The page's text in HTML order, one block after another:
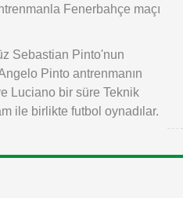
Fenerbahçe maçı
Sebastian Pinto'nun
Pinto antrenmanın
Luciano bir süre Teknik
ile birlikte futbol oynadılar.